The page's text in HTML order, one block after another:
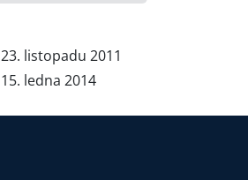
23. listopadu 2011
15. ledna 2014